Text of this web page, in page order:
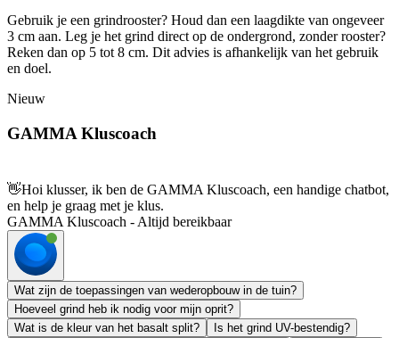
Gebruik je een grindrooster? Houd dan een laagdikte van ongeveer
3 cm aan. Leg je het grind direct op de ondergrond, zonder rooster?
Reken dan op 5 tot 8 cm. Dit advies is afhankelijk van het gebruik
en doel.
Nieuw
GAMMA Kluscoach
👋Hoi klusser, ik ben de GAMMA Kluscoach, een handige chatbot,
en help je graag met je klus.
GAMMA Kluscoach - Altijd bereikbaar
Wat zijn de toepassingen van wederopbouw in de tuin?
Hoeveel grind heb ik nodig voor mijn oprit?
Wat is de kleur van het basalt split?
Is het grind UV-bestendig?